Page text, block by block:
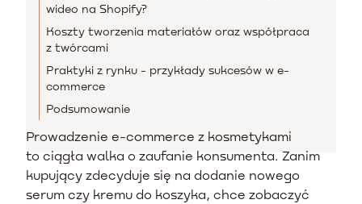
wideo na Shopify?
Koszty tworzenia materiałów oraz współpraca
z twórcami
Praktyki z rynku - przykłady sukcesów w e-
commerce
Podsumowanie
Prowadzenie e-commerce z kosmetykami
to ciągła walka o zaufanie konsumenta. Zanim
kupujący zdecyduje się na dodanie nowego
serum czy kremu do koszyka, chce zobaczyć